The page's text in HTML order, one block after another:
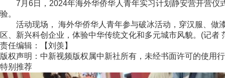
7月6日，2024年海外华侨华人青年实习计划静安营开营仪
验。
活动现场， 海外华侨华人青年参与破冰活动，穿汉服、做
区、新兴科创企业，体验中华传统文化和多元城市风貌。(记者
责任编辑：【刘羡】
版权声明：中新视频版权属中新社所有，未经书面许可的使用
特别推荐